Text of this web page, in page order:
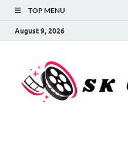
TOP MENU
August 9, 2026